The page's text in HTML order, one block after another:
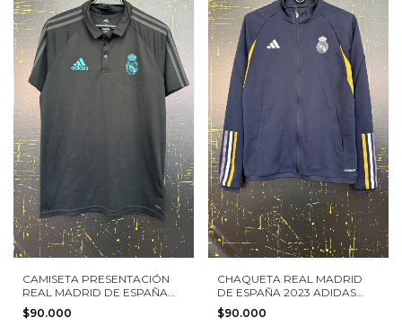
CAMISETA PRESENTACIÓN
REAL MADRID DE ESPAÑA
2017 ADIDAS TALLA M
$90.000
CHAQUETA REAL MADRID
DE ESPAÑA 2023 ADIDAS
TALLA S MUJER
$90.000